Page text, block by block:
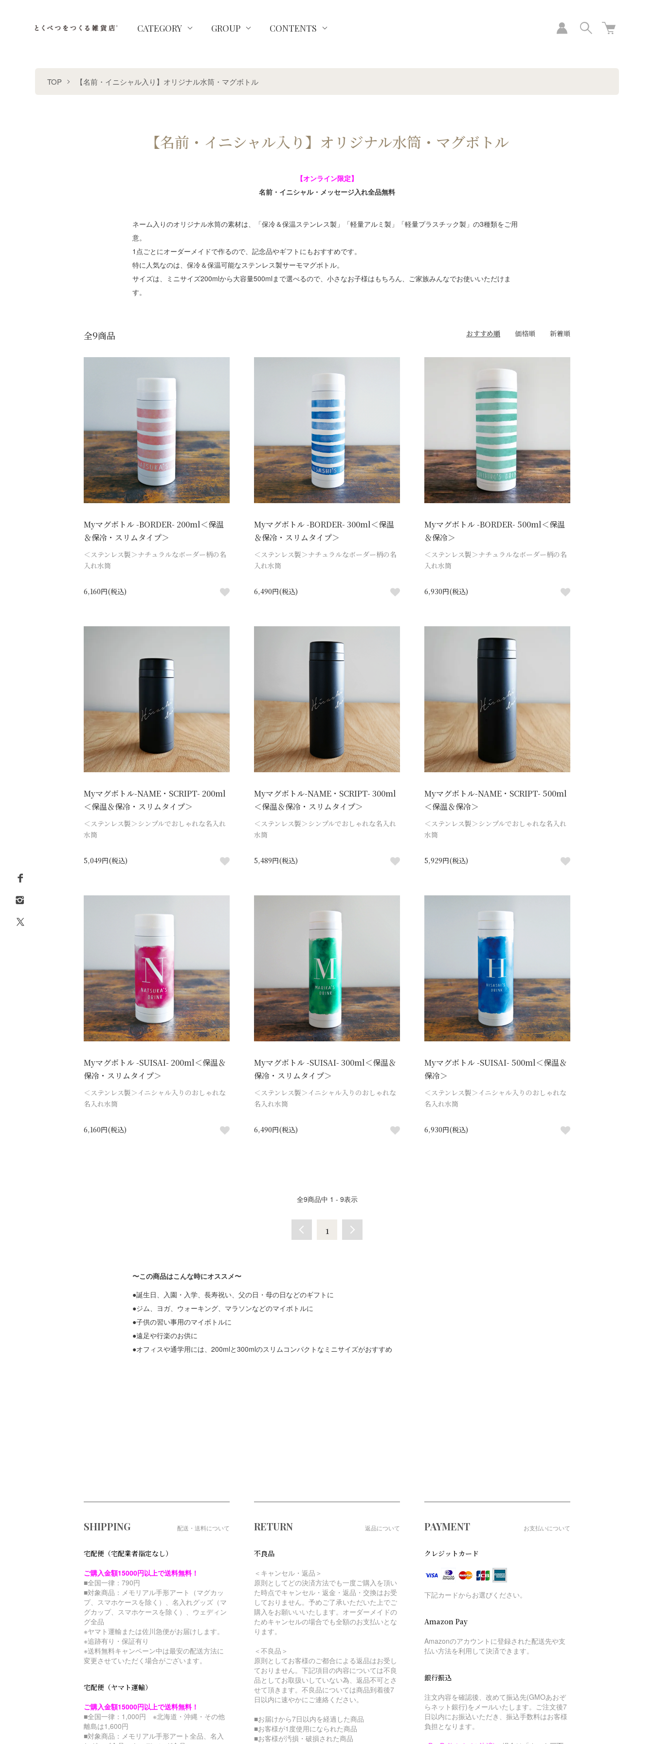
CATEGORY GROUP CONTENTS
TOP 【名前・イニシャル入り】オリジナル水筒・マグボトル
【名前・イニシャル入り】オリジナル水筒・マグボトル
【オンライン限定】
名前・イニシャル・メッセージ入れ全品無料
ネーム入りのオリジナル水筒の素材は、「保冷＆保温ステンレス製」「軽量アルミ製」「軽量プラスチック製」の3種類をご用
意。
1点ごとにオーダーメイドで作るので、記念品やギフトにもおすすめです。
特に人気なのは、保冷＆保温可能なステンレス製サーモマグボトル。
サイズは、ミニサイズ200mlから大容量500mlまで選べるので、小さなお子様はもちろん、ご家族みんなでお使いいただけま
す。
全9商品 おすすめ順 価格順 新着順
Myマグボトル -BORDER- 200ml＜保温
＆保冷・スリムタイプ＞
＜ステンレス製＞ナチュラルなボーダー柄の名
入れ水筒
6,160円(税込)
Myマグボトル -BORDER- 300ml＜保温
＆保冷・スリムタイプ＞
＜ステンレス製＞ナチュラルなボーダー柄の名
入れ水筒
6,490円(税込)
Myマグボトル -BORDER- 500ml＜保温
＆保冷＞
＜ステンレス製＞ナチュラルなボーダー柄の名
入れ水筒
6,930円(税込)
Myマグボトル-NAME・SCRIPT- 200ml
＜保温＆保冷・スリムタイプ＞
＜ステンレス製＞シンプルでおしゃれな名入れ
水筒
5,049円(税込)
Myマグボトル-NAME・SCRIPT- 300ml
＜保温＆保冷・スリムタイプ＞
＜ステンレス製＞シンプルでおしゃれな名入れ
水筒
5,489円(税込)
Myマグボトル-NAME・SCRIPT- 500ml
＜保温＆保冷＞
＜ステンレス製＞シンプルでおしゃれな名入れ
水筒
5,929円(税込)
Myマグボトル -SUISAI- 200ml＜保温＆
保冷・スリムタイプ＞
＜ステンレス製＞イニシャル入りのおしゃれな
名入れ水筒
6,160円(税込)
Myマグボトル -SUISAI- 300ml＜保温＆
保冷・スリムタイプ＞
＜ステンレス製＞イニシャル入りのおしゃれな
名入れ水筒
6,490円(税込)
Myマグボトル -SUISAI- 500ml＜保温＆
保冷＞
＜ステンレス製＞イニシャル入りのおしゃれな
名入れ水筒
6,930円(税込)
全9商品中 1 - 9表示
1
〜この商品はこんな時にオススメ〜
●誕生日、入園・入学、長寿祝い、父の日・母の日などのギフトに
●ジム、ヨガ、ウォーキング、マラソンなどのマイボトルに
●子供の習い事用のマイボトルに
●遠足や行楽のお供に
●オフィスや通学用には、200mlと300mlのスリムコンパクトなミニサイズがおすすめ
SHIPPING 配送・送料について
宅配便（宅配業者指定なし）
ご購入金額15000円以上で送料無料！
■全国一律：790円
■対象商品：メモリアル手形アート（マグカッ
プ、スマホケースを除く）、名入れグッズ（マ
グカップ、スマホケースを除く）、ウェディン
グ全品
※ヤマト運輸または佐川急便がお届けします。
※追跡有り・保証有り
※送料無料キャンペーン中は最安の配送方法に
変更させていただく場合がございます。
宅配便（ヤマト運輸）
ご購入金額15000円以上で送料無料！
■全国一律：1,000円 ※北海道・沖縄・その他
離島は1,600円
■対象商品：メモリアル手形アート全品、名入
RETURN 返品について
不良品
＜キャンセル・返品＞
原則としてどの決済方法でも一度ご購入を頂い
た時点でキャンセル・返金・返品・交換はお受
しておりません。予めご了承いただいた上でご
購入をお願いいいたします。オーダーメイドの
ためキャンセルの場合でも全額のお支払いとな
ります。
＜不良品＞
原則としてお客様のご都合による返品はお受し
ておりません。下記項目の内容については不良
品としてお取扱いしていない為、返品不可とさ
せて頂きます。不良品については商品到着後7
日以内に速やかにご連絡ください。
■お届けから7日以内を経過した商品
■お客様が1度使用になられた商品
■お客様が汚損・破損された商品
PAYMENT お支払いについて
クレジットカード
下記カードからお選びください。
Amazon Pay
Amazonのアカウントに登録された配送先や支
払い方法を利用して決済できます。
銀行振込
注文内容を確認後、改めて振込先(GMOあおぞ
らネット銀行)をメールいたします。ご注文後7
日以内にお振込いただき、振込手数料はお客様
負担となります。